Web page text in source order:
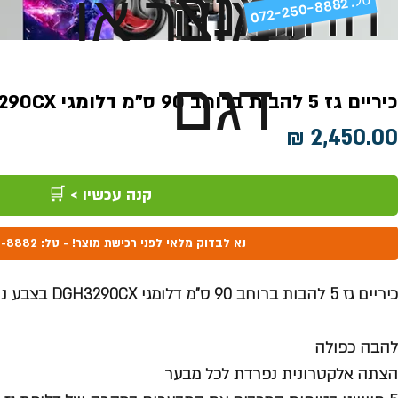
מוצר או
דגם
כיריים גז 5 להבות ברוחב 90 ס"מ דלומגי DGH3290CX
מחיר
קנה עכשיו > 🛒
נא לבדוק מלאי לפני רכישת מוצר! - טל: 072-250-8882
כיריים גז 5 להבות ברוחב 90 ס"מ דלומגי DGH3290CX בצבע נירוסטה
להבה כפולה
הצתה אלקטרונית נפרדת לכל מבער
072-250-8882 .